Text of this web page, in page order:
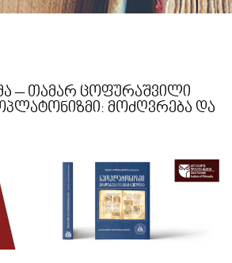
– თამარ ცოფურაშვილი
მოძღვრება და